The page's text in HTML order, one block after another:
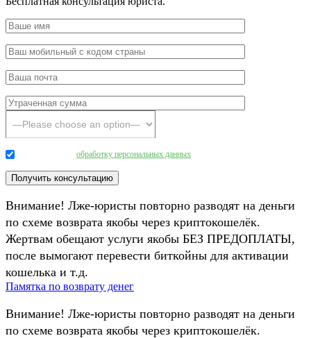
обработку персональных данных
Внимание! Лже-юристы повторно разводят на деньги
по схеме возврата якобы через криптокошелёк.
Жертвам обещают услуги якобы БЕЗ ПРЕДОПЛАТЫ,
после вымогают перевести биткойны для активации
кошелька и т.д.
Памятка по возврату денег
Внимание! Лже-юристы повторно разводят на деньги
по схеме возврата якобы через криптокошелёк.